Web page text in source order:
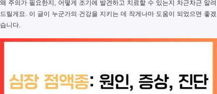
왜 주의가 필요한지, 어떻게 조기에 발견하고 치료할 수 있는지 차근차근 알려
드릴게요. 이 글이 누군가의 건강을 지키는 데 작게나마 도움이 되었으면 좋겠
습니다.